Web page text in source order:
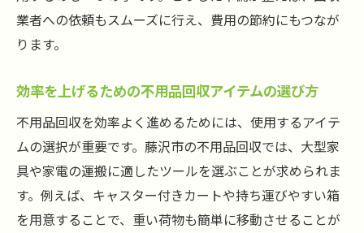
業者への依頼もスムーズに行え、費用の節約にもつなが
ります。
効率を上げるための不用品回収アイテムの選び方
不用品回収を効率よく進めるためには、使用するアイテ
ムの選択が重要です。藤沢市の不用品回収では、大型家
具や家電の運搬に適したツールを選ぶことが求められま
す。例えば、キャスター付きカートや持ち運びやすい箱
を用意することで、重い荷物も簡単に移動させることが